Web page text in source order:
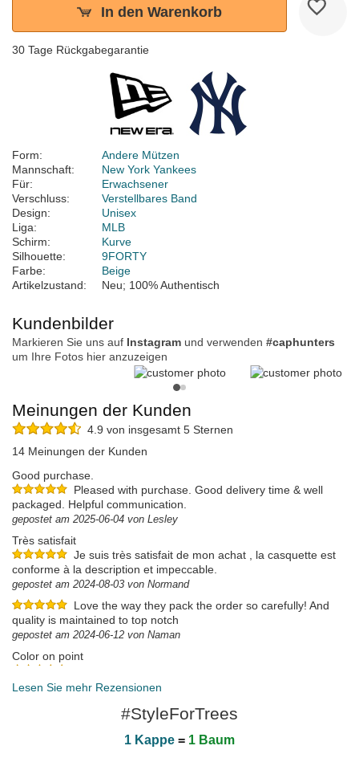
In den Warenkorb
30 Tage Rückgabegarantie
Form:
Andere Mützen
Mannschaft:
New York Yankees
Für:
Erwachsener
Verschluss:
Verstellbares Band
Design:
Unisex
Liga:
MLB
Schirm:
Kurve
Silhouette:
9FORTY
Farbe:
Beige
Artikelzustand:
Neu; 100% Authentisch
Kundenbilder
Markieren Sie uns auf Instagram und verwenden #caphunters
um Ihre Fotos hier anzuzeigen
Meinungen der Kunden
4.9 von insgesamt 5 Sternen
14 Meinungen der Kunden
Good purchase.
Pleased with purchase. Good delivery time & well
packaged. Helpful communication.
gepostet am 2025-06-04 von Lesley
Très satisfait
Je suis très satisfait de mon achat , la casquette est
conforme à la description et impeccable.
gepostet am 2024-08-03 von Normand
Love the way they pack the order so carefully! And
quality is maintained to top notch
gepostet am 2024-06-12 von Naman
Color on point
hat. And I have 5 colors of the same. Comfortable and beautiful. I
gepostet am 2024-02-01 von Otavio
Lesen Sie mehr Rezensionen
#StyleForTrees
1 Kappe = 1 Baum